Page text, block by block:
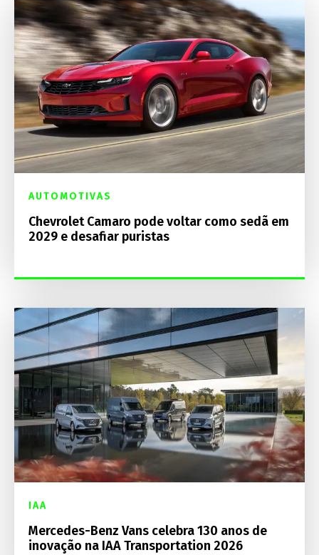
AUTOMOTIVAS
Chevrolet Camaro pode voltar como sedã em
2029 e desafiar puristas
IAA
Mercedes-Benz Vans celebra 130 anos de
inovação na IAA Transportation 2026